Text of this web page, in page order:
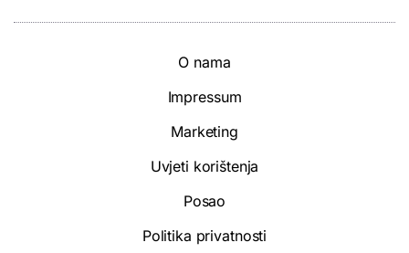
O nama
Impressum
Marketing
Uvjeti korištenja
Posao
Politika privatnosti